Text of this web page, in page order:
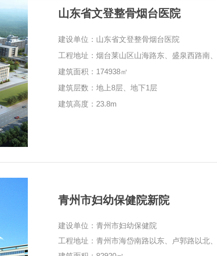
山东省文登整骨烟台医院
建设单位：山东省文登整骨烟台医院
工程地址：烟台莱山区山海路东、盛泉西路南
建筑面积：174938㎡
建筑层数：地上8层、地下1层
建筑高度：23.8m
青州市妇幼保健院新院
建设单位：青州市妇幼保健院
工程地址：青州市海岱南路以东、卢郭路以北